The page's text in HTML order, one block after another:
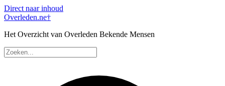
Direct naar inhoud
Overleden.ne†
Het Overzicht van Overleden Bekende Mensen